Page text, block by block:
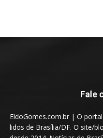
Fale
EldoGomes.com.br | O
lidos de Brasília/DF. O site/